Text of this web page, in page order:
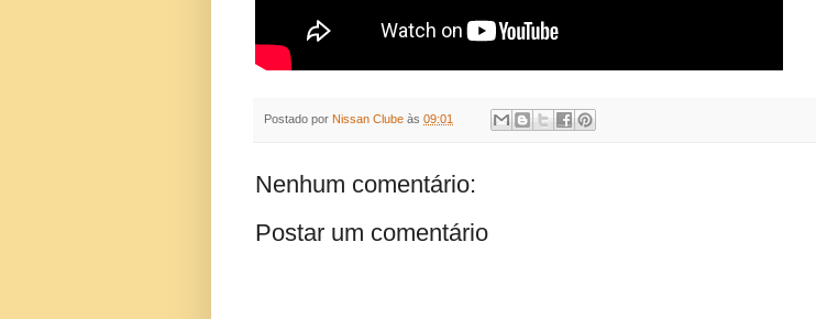
Postado por Nissan Clube às 09:01
Nenhum comentário:
Postar um comentário